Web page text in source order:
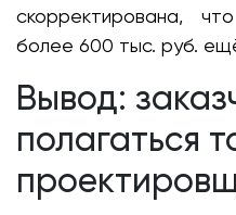
скорректирована,
более 600 тыс. руб.
Вывод:
полагаться